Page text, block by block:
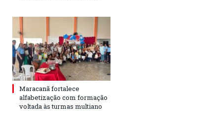
Maracanã fortalece
alfabetização com formação
voltada às turmas multiano